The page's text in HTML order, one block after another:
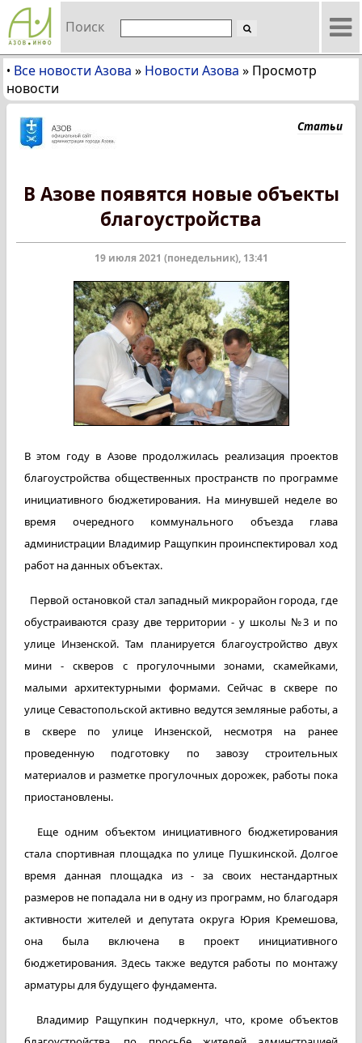
Поиск
• Все новости Азова » Новости Азова » Просмотр
новости
Статьи
В Азове появятся новые объекты
благоустройства
19 июля 2021 (понедельник), 13:41
В этом году в Азове продолжилась реализация проектов
благоустройства общественных пространств по программе
инициативного бюджетирования. На минувшей неделе во
время очередного коммунального объезда глава
администрации Владимир Ращупкин проинспектировал ход
работ на данных объектах.
Первой остановкой стал западный микрорайон города, где
обустраиваются сразу две территории - у школы №3 и по
улице Инзенской. Там планируется благоустройство двух
мини - скверов с прогулочными зонами, скамейками,
малыми архитектурными формами. Сейчас в сквере по
улице Севастопольской активно ведутся земляные работы, а
в сквере по улице Инзенской, несмотря на ранее
проведенную подготовку по завозу строительных
материалов и разметке прогулочных дорожек, работы пока
приостановлены.
Еще одним объектом инициативного бюджетирования
стала спортивная площадка по улице Пушкинской. Долгое
время данная площадка из - за своих нестандартных
размеров не попадала ни в одну из программ, но благодаря
активности жителей и депутата округа Юрия Кремешова,
она была включена в проект инициативного
бюджетирования. Здесь также ведутся работы по монтажу
арматуры для будущего фундамента.
Владимир Ращупкин подчеркнул, что, кроме объектов